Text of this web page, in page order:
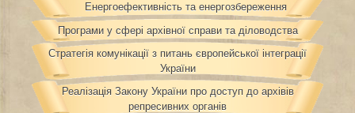
Енергоефективність та енергозбереження
Програми у сфері архівної справи та діловодства
Стратегія комунікації з питань європейської інтеграції
України
Реалізація Закону України про доступ до архівів
репресивних органів